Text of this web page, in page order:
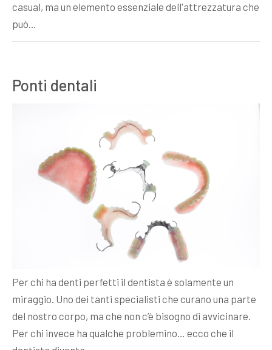
casual, ma un elemento essenziale dell'attrezzatura che
può…
Ponti dentali
Per chi ha denti perfetti il dentista è solamente un
miraggio. Uno dei tanti specialisti che curano una parte
del nostro corpo, ma che non c’è bisogno di avvicinare.
Per chi invece ha qualche problemino… ecco che il